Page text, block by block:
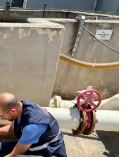
Facebook
Instagram